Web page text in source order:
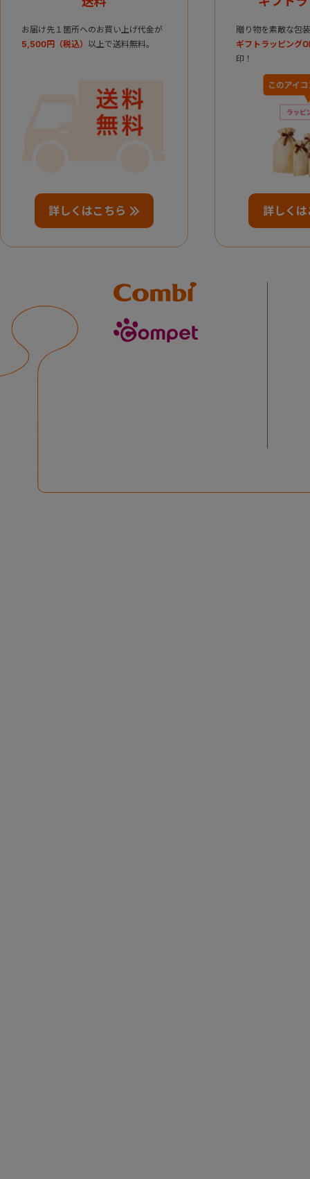
お届け先１箇所へのお買い上げ代金が
5,500円（税込） 以上で送料無料。
詳しくはこちら
贈り物を素敵な包
ギフトラッピング
印！
詳しくは
Combi